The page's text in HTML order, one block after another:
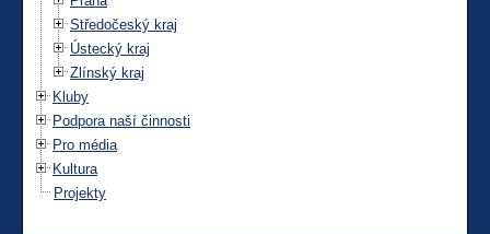
Středočeský kraj
Ústecký kraj
Zlínský kraj
Kluby
Podpora naší činnosti
Pro média
Kultura
Projekty